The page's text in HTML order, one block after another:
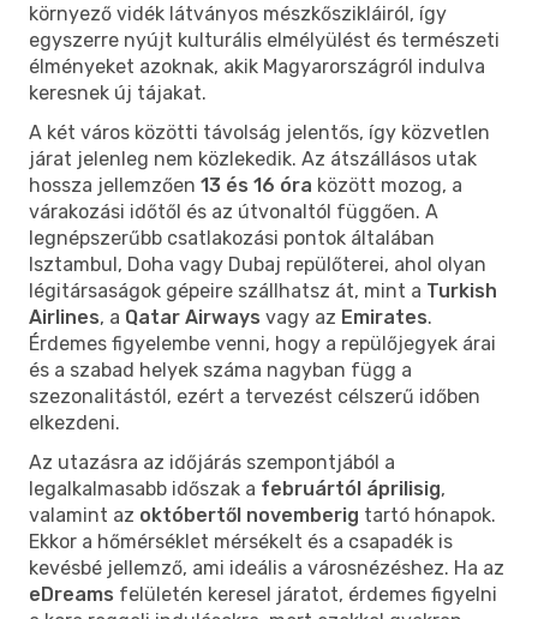
környező vidék látványos mészkőszikláiról, így
egyszerre nyújt kulturális elmélyülést és természeti
élményeket azoknak, akik Magyarországról indulva
keresnek új tájakat.
A két város közötti távolság jelentős, így közvetlen
járat jelenleg nem közlekedik. Az átszállásos utak
hossza jellemzően 13 és 16 óra között mozog, a
várakozási időtől és az útvonaltól függően. A
legnépszerűbb csatlakozási pontok általában
Isztambul, Doha vagy Dubaj repülőterei, ahol olyan
légitársaságok gépeire szállhatsz át, mint a Turkish
Airlines, a Qatar Airways vagy az Emirates.
Érdemes figyelembe venni, hogy a repülőjegyek árai
és a szabad helyek száma nagyban függ a
szezonalitástól, ezért a tervezést célszerű időben
elkezdeni.
Az utazásra az időjárás szempontjából a
legalkalmasabb időszak a februártól áprilisig,
valamint az októbertől novemberig tartó hónapok.
Ekkor a hőmérséklet mérsékelt és a csapadék is
kevésbé jellemző, ami ideális a városnézéshez. Ha az
eDreams felületén keresel járatot, érdemes figyelni